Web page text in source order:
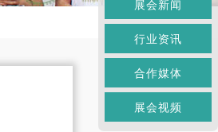
展会新闻
行业资讯
合作媒体
展会视频